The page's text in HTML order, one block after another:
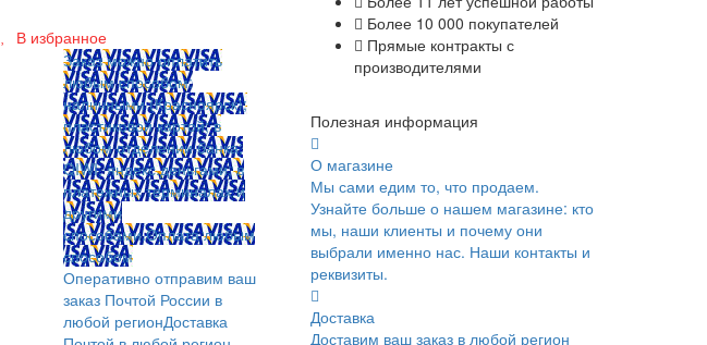
В избранное
Заказ можно оплатить
любым способом:
наличными (Красноярск);
пластиковой картой; в
любом отделении банка;
QIWI, яндекс.деньгами; в
платежных терминалах и
другими
способами.Оплата любым
способом
Оперативно отправим ваш
заказ Почтой России в
любой регионДоставка
Более 10 000 покупателей
Прямые контракты с
производителями
Полезная информация
О магазине
Мы сами едим то, что продаем.
Узнайте больше о нашем магазине: кто
мы, наши клиенты и почему они
выбрали именно нас. Наши контакты и
реквизиты.
Доставка
Доставим ваш заказ в любой регион